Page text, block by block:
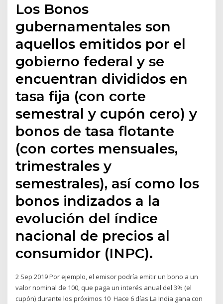
Los Bonos
gubernamentales son
aquellos emitidos por el
gobierno federal y se
encuentran divididos en
tasa fija (con corte
semestral y cupón cero) y
bonos de tasa flotante
(con cortes mensuales,
trimestrales y
semestrales), así como los
bonos indizados a la
evolución del índice
nacional de precios al
consumidor (INPC).
2 Sep 2019 Por ejemplo, el emisor podría emitir un bono a un
valor nominal de 100, que paga un interés anual del 3% (el
cupón) durante los próximos 10 Hace 6 días La India gana con